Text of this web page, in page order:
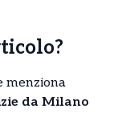
menziona
da Milano